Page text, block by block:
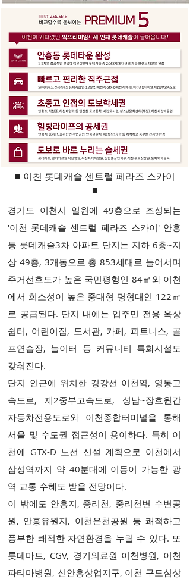
​■ 이천 롯데캐슬 센트럴 페라즈 스카이
■
경기도 이천시 일원에 49층으로 조성되는
'이천 롯데캐슬 센트럴 페라즈 스카이' 안흥
동 롯데캐슬3차 아파트 단지는 지하 6층~지
상 49층, 3개동으로 총 853세대로 들어서며
주거선호도가 높은 국민평형인 84㎡와 이천
에서 희소성이 높은 중대형 평형대인 122㎡
로 공급된다. 단지 내에는 입주민 전용 옥상
쉼터, 어린이집, 도서관, 카페, 피트니스, 골
프연습장, 놀이터 등 커뮤니티 특화시설도
갖춰진다.
단지 인근에 위치한 경강선 이천역, 영동고
속도로, 제2중부고속도로, 성남~장호원간
자동차전용도로와 이천종합터미널을 통해
서울 및 수도권 접근성이 용이하다. 특히 이
천에 GTX-D 노선 신설 계획으로 이천에서
삼성역까지 약 40분대에 이동이 가능한 광
역 교통 수혜도 받을 전망이다.
이 밖에도 안흥지, 중리천, 중리천변 수변공
원, 안흥유원지, 이천온천공원 등 쾌적하고
풍부한 쾌적한 자연환경을 누릴 수 있다. 또
롯데마트, CGV, 경기의료원 이천병원, 이천
파티마병원, 신안흥상업지구, 이천 구도심상